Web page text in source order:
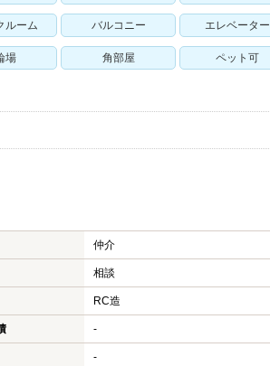
ルーム バルコニー エレベーター
場 角部屋 ペット可
仲介
相談
RC造
-
-